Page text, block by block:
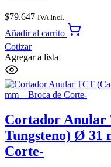
$79.647 IVA Incl.
Añadir al carrito
Cotizar
Agregar a lista
Cortador Anular
Tungsteno) Ø 31
Corte-